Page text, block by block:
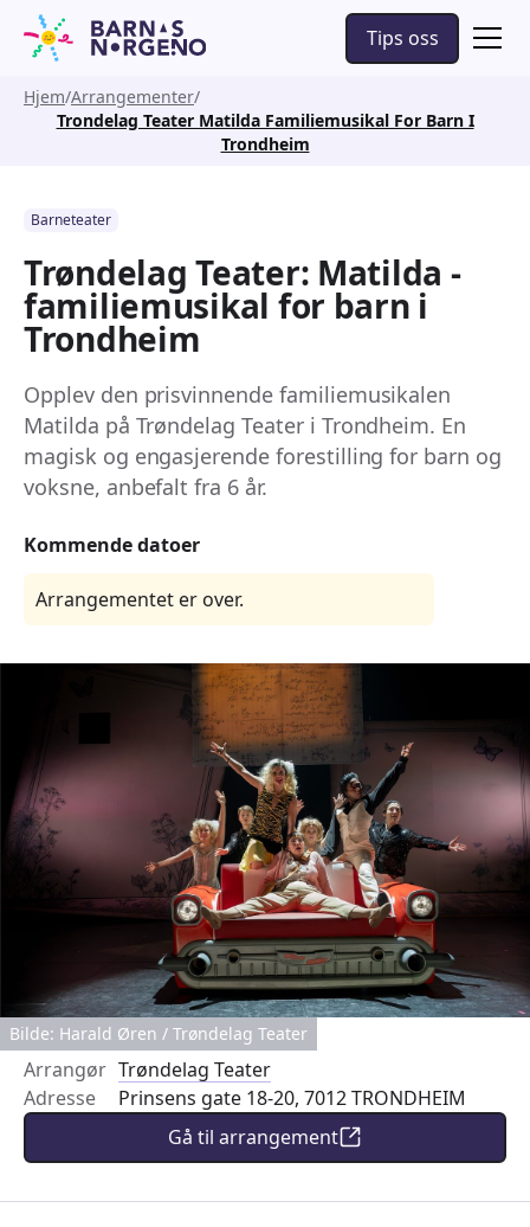
Tips oss
Hjem Arrangementer
Trondelag Teater Matilda Familiemusikal For Barn I
Trondheim
Barneteater
Trøndelag Teater: Matilda -
familiemusikal for barn i
Trondheim
Opplev den prisvinnende familiemusikalen
Matilda på Trøndelag Teater i Trondheim. En
magisk og engasjerende forestilling for barn og
voksne, anbefalt fra 6 år.
Kommende datoer
Arrangementet er over.
Bilde: Harald Øren / Trøndelag Teater
Arrangør Trøndelag Teater
Adresse
Prinsens gate 18-20, 7012 TRONDHEIM
Gå til arrangement